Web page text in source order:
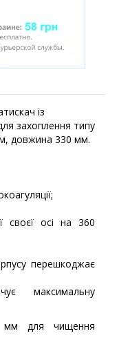
із
захоплення типу
довжина 330 мм.
своєї осі на 360
перешкоджає
максимальну
мм для чищення